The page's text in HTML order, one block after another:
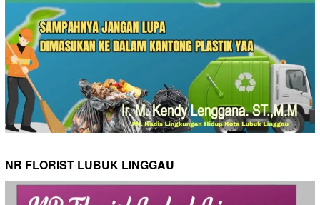
NR FLORIST LUBUK LINGGAU